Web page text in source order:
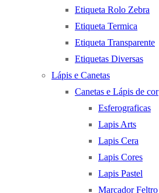
Etiqueta Rolo Zebra
Etiqueta Termica
Etiqueta Transparente
Etiquetas Diversas
Lápis e Canetas
Canetas e Lápis de cor
Esferograficas
Lapis Arts
Lapis Cera
Lapis Cores
Lapis Pastel
Marcador Feltro